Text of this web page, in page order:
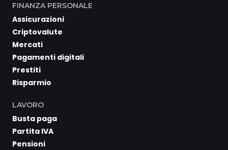
FINANZA PERSONALE
Assicurazioni
Criptovalute
Mercati
Pagamenti digitali
Prestiti
Risparmio
LAVORO
Busta paga
Partita IVA
Pensioni